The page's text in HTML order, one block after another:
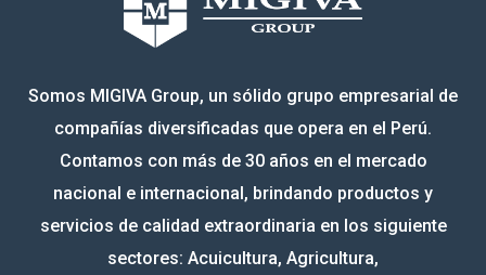
Somos MIGIVA Group, un sólido grupo empresarial de
compañías diversificadas que opera en el Perú.
Contamos con más de 30 años en el mercado
nacional e internacional, brindando productos y
servicios de calidad extraordinaria en los siguiente
sectores: Acuicultura, Agricultura,